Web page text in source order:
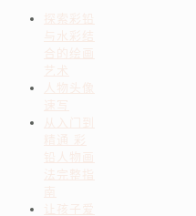
探索彩铅
与水彩结
合的绘画
艺术
人物头像
速写
从入门到
精通 彩
铅人物画
法完整指
南
让孩子爱